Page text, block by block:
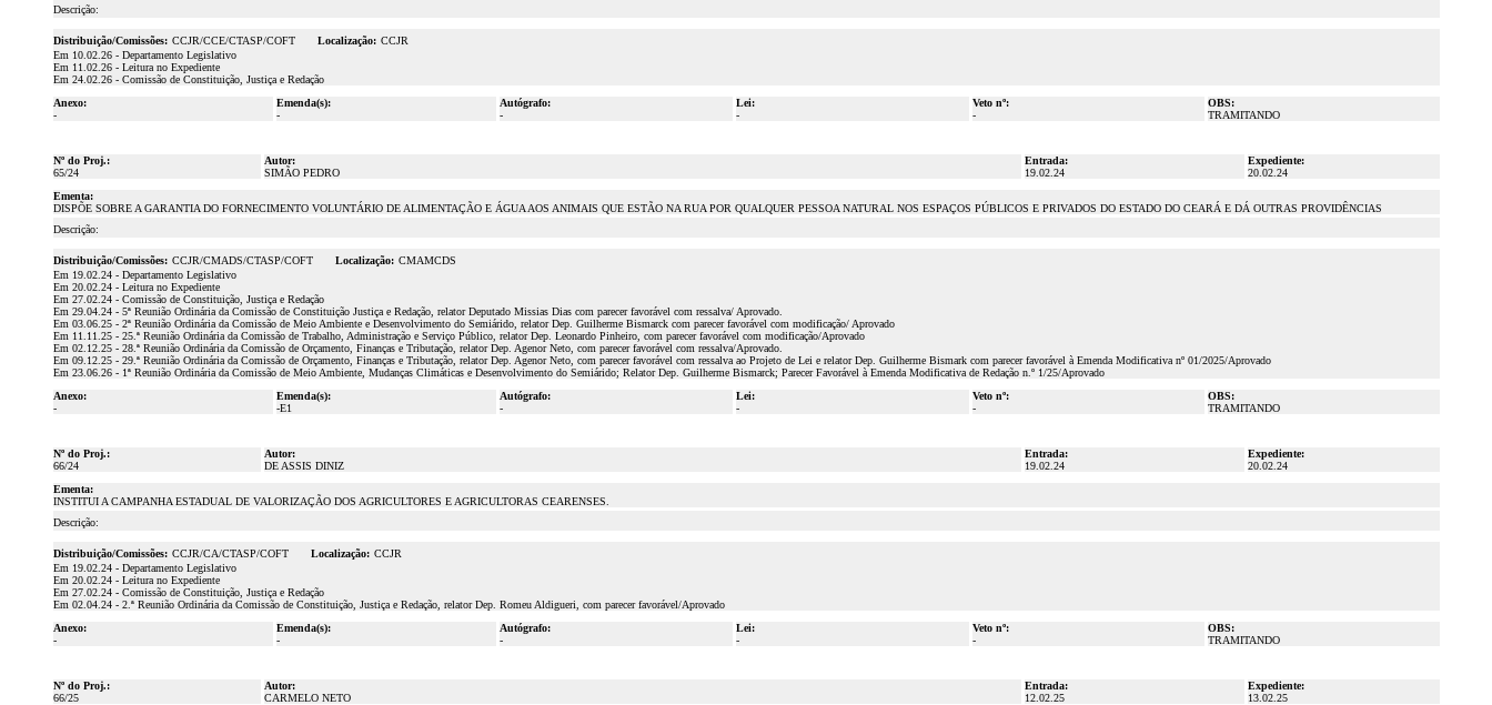
Descrição:
Distribuição/Comissões: CCJR/CCE/CTASP/COFT Localização: CCJR
Em 10.02.26 - Departamento Legislativo
Em 11.02.26 - Leitura no Expediente
Em 24.02.26 - Comissão de Constituição, Justiça e Redação
Anexo:
-
Emenda(s):
-
Autógrafo:
-
Lei:
-
Veto nº:
-
OBS:
TRAMITANDO
Nº do Proj.:
65/24
Autor:
SIMÃO PEDRO
Entrada:
19.02.24
Expediente:
20.02.24
Ementa:
DISPÕE SOBRE A GARANTIA DO FORNECIMENTO VOLUNTÁRIO DE ALIMENTAÇÃO E ÁGUA AOS ANIMAIS QUE ESTÃO NA RUA POR QUALQUER PESSOA NATURAL NOS ESPAÇOS PÚBLICOS E PRIVADOS DO ESTADO DO CEARÁ E DÁ OUTRAS PROVIDÊNCIAS
Descrição:
Distribuição/Comissões: CCJR/CMADS/CTASP/COFT Localização: CMAMCDS
Em 19.02.24 - Departamento Legislativo
Em 20.02.24 - Leitura no Expediente
Em 27.02.24 - Comissão de Constituição, Justiça e Redação
Em 29.04.24 - 5ª Reunião Ordinária da Comissão de Constituição Justiça e Redação, relator Deputado Missias Dias com parecer favorável com ressalva/ Aprovado.
Em 03.06.25 - 2ª Reunião Ordinária da Comissão de Meio Ambiente e Desenvolvimento do Semiárido, relator Dep. Guilherme Bismarck com parecer favorável com modificação/ Aprovado
Em 11.11.25 - 25.ª Reunião Ordinária da Comissão de Trabalho, Administração e Serviço Público, relator Dep. Leonardo Pinheiro, com parecer favorável com modificação/Aprovado
Em 02.12.25 - 28.ª Reunião Ordinária da Comissão de Orçamento, Finanças e Tributação, relator Dep. Agenor Neto, com parecer favorável com ressalva/Aprovado.
Em 09.12.25 - 29.ª Reunião Ordinária da Comissão de Orçamento, Finanças e Tributação, relator Dep. Agenor Neto, com parecer favorável com ressalva ao Projeto de Lei e relator Dep. Guilherme Bismark com parecer favorável à Emenda Modificativa nº 01/2025/Aprovado
Em 23.06.26 - 1ª Reunião Ordinária da Comissão de Meio Ambiente, Mudanças Climáticas e Desenvolvimento do Semiárido; Relator Dep. Guilherme Bismarck; Parecer Favorável à Emenda Modificativa de Redação n.º 1/25/Aprovado
Anexo:
-
Emenda(s):
-E1
Autógrafo:
-
Lei:
-
Veto nº:
-
OBS:
TRAMITANDO
Nº do Proj.:
66/24
Autor:
DE ASSIS DINIZ
Entrada:
19.02.24
Expediente:
20.02.24
Ementa:
INSTITUI A CAMPANHA ESTADUAL DE VALORIZAÇÃO DOS AGRICULTORES E AGRICULTORAS CEARENSES.
Descrição:
Distribuição/Comissões: CCJR/CA/CTASP/COFT Localização: CCJR
Em 19.02.24 - Departamento Legislativo
Em 20.02.24 - Leitura no Expediente
Em 27.02.24 - Comissão de Constituição, Justiça e Redação
Em 02.04.24 - 2.ª Reunião Ordinária da Comissão de Constituição, Justiça e Redação, relator Dep. Romeu Aldigueri, com parecer favorável/Aprovado
Anexo:
-
Emenda(s):
-
Autógrafo:
-
Lei:
-
Veto nº:
-
OBS:
TRAMITANDO
Nº do Proj.:
66/25
Autor:
CARMELO NETO
Entrada:
12.02.25
Expediente:
13.02.25